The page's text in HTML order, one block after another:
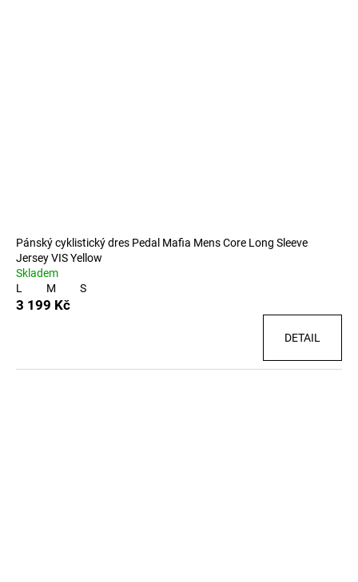
Pánský cyklistický dres Pedal Mafia Mens Core Long Sleeve
Jersey VIS Yellow
Skladem
L
M S
3 199 Kč
DETAIL